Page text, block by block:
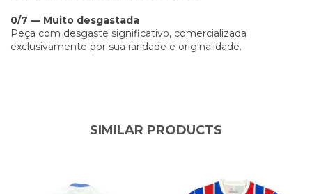
0/7 — Muito desgastada
Peça com desgaste significativo, comercializada
exclusivamente por sua raridade e originalidade.
SIMILAR PRODUCTS